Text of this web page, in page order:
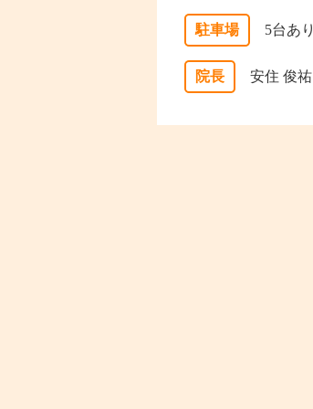
駐車場 5台あり
院長 安住 俊祐